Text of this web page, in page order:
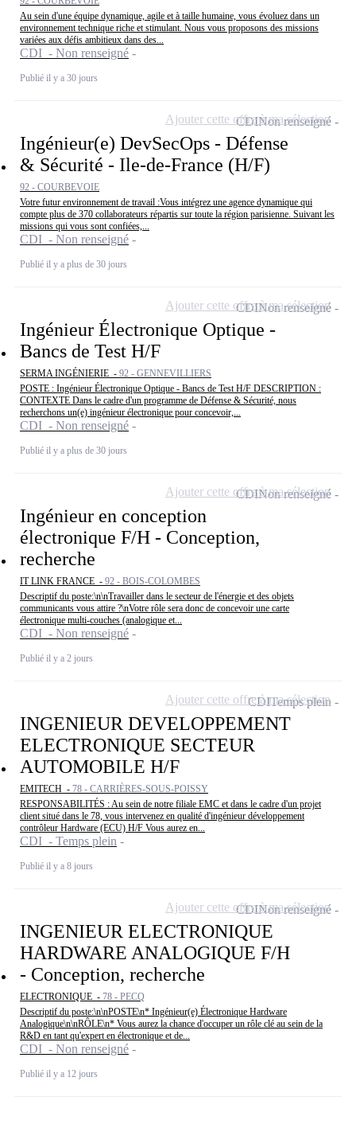
Au sein d'une équipe dynamique, agile et à taille humaine, vous évoluez dans un
environnement technique riche et stimulant. Nous vous proposons des missions
variées aux défis ambitieux dans des...
CDI - Non renseigné
Publié il y a 30 jours
Ingénieur(e) DevSecOps - Défense
& Sécurité - Ile-de-France (H/F)
92 - COURBEVOIE
Votre futur environnement de travail :Vous intégrez une agence dynamique qui
compte plus de 370 collaborateurs répartis sur toute la région parisienne. Suivant les
missions qui vous sont confiées,...
CDI - Non renseigné
Publié il y a plus de 30 jours
CDINon renseigné
Ajouter cette offre à ma sélection
Ingénieur Électronique Optique -
Bancs de Test H/F
SERMA INGÉNIERIE - 92 - GENNEVILLIERS
POSTE : Ingénieur Électronique Optique - Bancs de Test H/F DESCRIPTION :
CONTEXTE Dans le cadre d'un programme de Défense & Sécurité, nous
recherchons un(e) ingénieur électronique pour concevoir,...
CDI - Non renseigné
Publié il y a plus de 30 jours
CDINon renseigné
Ajouter cette offre à ma sélection
Ingénieur en conception
électronique F/H - Conception,
recherche
IT LINK FRANCE - 92 - BOIS-COLOMBES
Descriptif du poste:\n\nTravailler dans le secteur de l'énergie et des objets
communicants vous attire ?\nVotre rôle sera donc de concevoir une carte
électronique multi-couches (analogique et...
CDI - Non renseigné
Publié il y a 2 jours
CDINon renseigné
Ajouter cette offre à ma sélection
INGENIEUR DEVELOPPEMENT
ELECTRONIQUE SECTEUR
AUTOMOBILE H/F
EMITECH - 78 - CARRIÈRES-SOUS-POISSY
RESPONSABILITÉS : Au sein de notre filiale EMC et dans le cadre d'un projet
client situé dans le 78, vous intervenez en qualité d'ingénieur développement
contrôleur Hardware (ECU) H/F Vous aurez en...
CDI - Temps plein
Publié il y a 8 jours
CDITemps plein
Ajouter cette offre à ma sélection
INGENIEUR ELECTRONIQUE
HARDWARE ANALOGIQUE F/H
- Conception, recherche
ELECTRONIQUE - 78 - PECQ
Descriptif du poste:\n\nPOSTE\n* Ingénieur(e) Électronique Hardware
Analogique\n\nRÔLE\n* Vous aurez la chance d'occuper un rôle clé au sein de la
R&D en tant qu'expert en électronique et de...
CDI - Non renseigné
Publié il y a 12 jours
CDINon renseigné
Ajouter cette offre à ma sélection